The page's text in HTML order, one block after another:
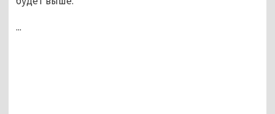
...